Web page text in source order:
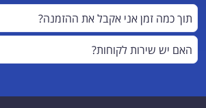
תוך כמה זמן אני אקבל את ההזמנה?
האם יש שירות לקוחות?